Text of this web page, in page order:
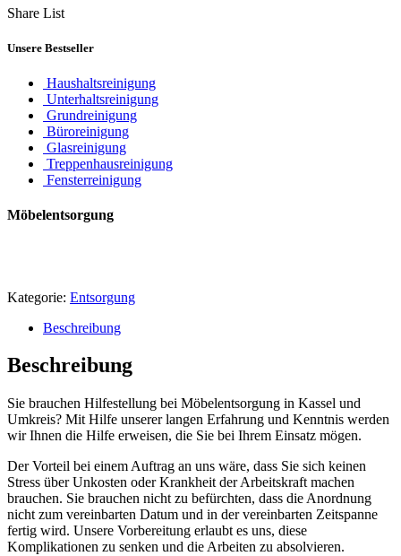
Share List
Unsere Bestseller
Haushaltsreinigung
Unterhaltsreinigung
Grundreinigung
Büroreinigung
Glasreinigung
Treppenhausreinigung
Fensterreinigung
Möbelentsorgung
Kategorie: Entsorgung
Beschreibung
Beschreibung
Sie brauchen Hilfestellung bei Möbelentsorgung in Kassel und
Umkreis? Mit Hilfe unserer langen Erfahrung und Kenntnis werden
wir Ihnen die Hilfe erweisen, die Sie bei Ihrem Einsatz mögen.
Der Vorteil bei einem Auftrag an uns wäre, dass Sie sich keinen
Stress über Unkosten oder Krankheit der Arbeitskraft machen
brauchen. Sie brauchen nicht zu befürchten, dass die Anordnung
nicht zum vereinbarten Datum und in der vereinbarten Zeitspanne
fertig wird. Unsere Vorbereitung erlaubt es uns, diese
Komplikationen zu senken und die Arbeiten zu absolvieren.